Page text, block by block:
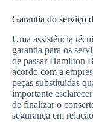
Garantia do serviço
Uma assistência
garantia para os
de passar Hamilton
acordo com a
peças substituídas
importante
de finalizar o
segurança em